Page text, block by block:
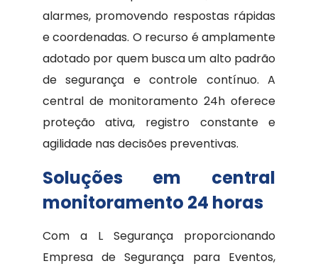
alarmes, promovendo respostas rápidas
e coordenadas. O recurso é amplamente
adotado por quem busca um alto padrão
de segurança e controle contínuo. A
central de monitoramento 24h oferece
proteção ativa, registro constante e
agilidade nas decisões preventivas.
Soluções em central
monitoramento 24 horas
Com a L Segurança proporcionando
Empresa de Segurança para Eventos,